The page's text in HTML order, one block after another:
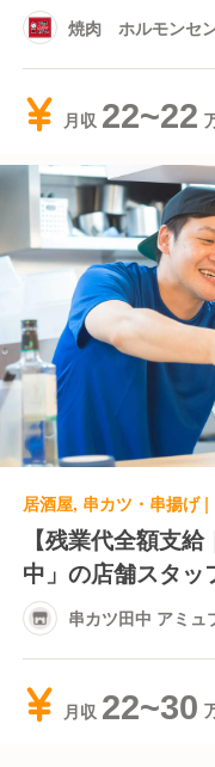
焼肉 ホルモンセ
月収 22~22
【残業代全額支
中」の店舗スタッ
串カツ田中 アミュ
月収 22~30